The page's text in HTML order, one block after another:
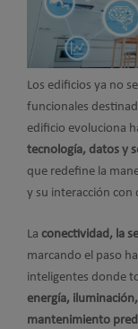
Los edificios ya no
funcionales
edificio evoluciona
tecnología, datos y
que redefine la
y su interacción con
La conectividad, la
marcando el paso
inteligentes donde
energía,
mantenimiento